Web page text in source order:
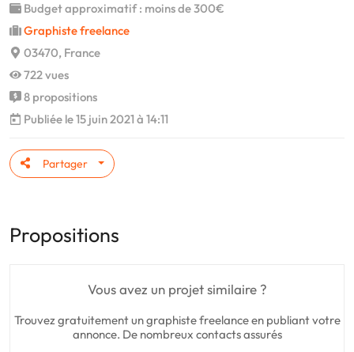
Budget approximatif : moins de 300€
Graphiste freelance
03470, France
722 vues
8 propositions
Publiée le 15 juin 2021 à 14:11
Partager
Propositions
Vous avez un projet similaire ?
Trouvez gratuitement un graphiste freelance en publiant votre
annonce. De nombreux contacts assurés